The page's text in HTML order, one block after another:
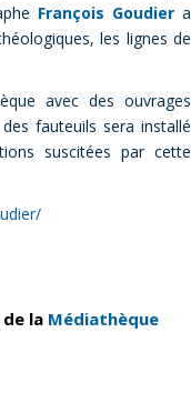
François Goudier a
les lignes de
avec des ouvrages
fauteuils sera installé
suscitées par cette
la Médiathèque